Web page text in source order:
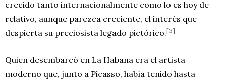
crecido tanto internacionalmente como lo es hoy de
relativo, aunque parezca creciente, el interés que
despierta su preciosista legado pictórico.[3]
Quien desembarcó en La Habana era el artista
moderno que, junto a Picasso, había tenido hasta